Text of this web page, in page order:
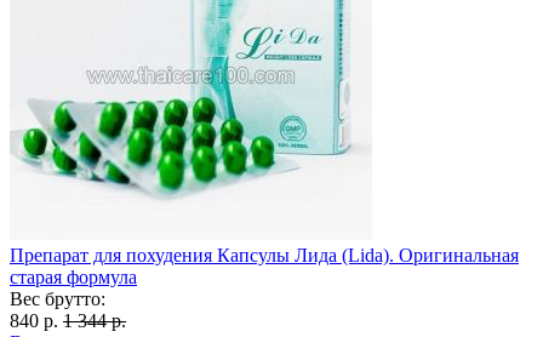
Препарат для похудения Капсулы Лида (Lida). Оригинальная
старая формула
Вес брутто:
840 р. 1 344 р.